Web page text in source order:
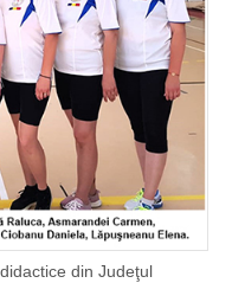
din Judeţul